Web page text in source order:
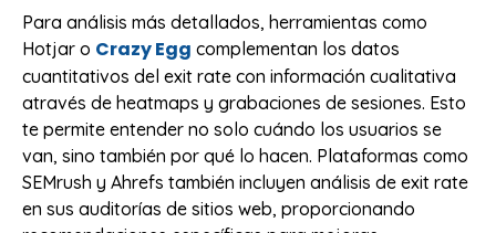
Para análisis más detallados, herramientas como
Hotjar o Crazy Egg complementan los datos
cuantitativos del exit rate con información cualitativa
através de heatmaps y grabaciones de sesiones. Esto
te permite entender no solo cuándo los usuarios se
van, sino también por qué lo hacen. Plataformas como
SEMrush y Ahrefs también incluyen análisis de exit rate
en sus auditorías de sitios web, proporcionando